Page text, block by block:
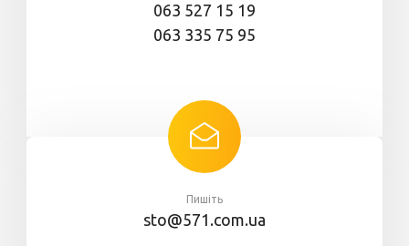
063 527 15 19
063 335 75 95
Пишіть
sto@571.com.ua